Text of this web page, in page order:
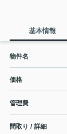
基本情報
物件名
価格
管理費
間取り / 詳細